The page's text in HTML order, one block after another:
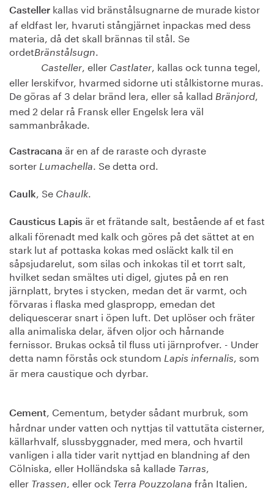
Casteller kallas vid bränstålsugnarne de murade kistor
af eldfast ler, hvaruti stångjärnet inpackas med dess
materia, då det skall brännas til stål. Se
ordetBränstålsugn.
Casteller, eller Castlater, kallas ock tunna tegel,
eller lerskifvor, hvarmed sidorne uti stålkistorne muras.
De göras af 3 delar bränd lera, eller så kallad Bränjord,
med 2 delar rå Fransk eller Engelsk lera väl
sammanbråkade.
Castracana är en af de raraste och dyraste
sorter Lumachella. Se detta ord.
Caulk, Se Chaulk.
Causticus Lapis är et frätande salt, bestående af et fast
alkali förenadt med kalk och göres på det sättet at en
stark lut af pottaska kokas med osläckt kalk til en
såpsjudarelut, som silas och inkokas til et torrt salt,
hvilket sedan smältes uti digel, gjutes på en ren
järnplatt, brytes i stycken, medan det är varmt, och
förvaras i flaska med glaspropp, emedan det
deliquescerar snart i öpen luft. Det uplöser och fräter
alla animaliska delar, äfven oljor och hårnande
fernissor. Brukas också til fluss uti järnprofver. - Under
detta namn förstås ock stundom Lapis infernalis, som
är mera caustique och dyrbar.
Cement, Cementum, betyder sådant murbruk, som
hårdnar under vatten och nyttjas til vattutäta cisterner,
källarhvalf, slussbyggnader, med mera, och hvartil
vanligen i alla tider varit nyttjad en blandning af den
Cölniska, eller Holländska så kallade Tarras,
eller Trassen, eller ock Terra Pouzzolana från Italien,